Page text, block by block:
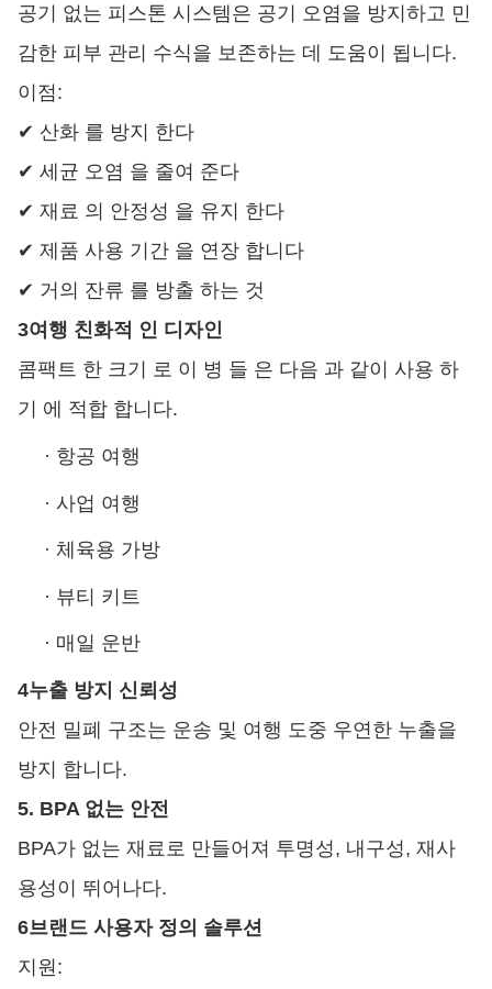
공기 없는 피스톤 시스템은 공기 오염을 방지하고 민
감한 피부 관리 수식을 보존하는 데 도움이 됩니다.
이점:
✔ 산화 를 방지 한다
✔ 세균 오염 을 줄여 준다
✔ 재료 의 안정성 을 유지 한다
✔ 제품 사용 기간 을 연장 합니다
✔ 거의 잔류 를 방출 하는 것
3여행 친화적 인 디자인
콤팩트 한 크기 로 이 병 들 은 다음 과 같이 사용 하
기 에 적합 합니다.
· 항공 여행
· 사업 여행
· 체육용 가방
· 뷰티 키트
· 매일 운반
4누출 방지 신뢰성
안전 밀폐 구조는 운송 및 여행 도중 우연한 누출을
방지 합니다.
5. BPA 없는 안전
BPA가 없는 재료로 만들어져 투명성, 내구성, 재사
용성이 뛰어나다.
6브랜드 사용자 정의 솔루션
지원: